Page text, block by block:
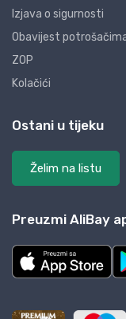
Izjava o sigurnosti
Obavijest
ZOP
Kolačići
Ostani u tijeku
Želim na listu
Preuzmi AliBay